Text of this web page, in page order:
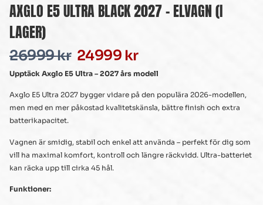
AXGLO E5 ULTRA BLACK 2027 – ELVAGN (I
LAGER)
26999kr 24999 kr
Upptäck Axglo E5 Ultra – 2027 års modell
Axglo E5 Ultra 2027 bygger vidare på den populära 2026-modellen,
men med en mer påkostad kvalitetskänsla, bättre finish och extra
batterikapacitet.
Vagnen är smidig, stabil och enkel att använda – perfekt för dig som
vill ha maximal komfort, kontroll och längre räckvidd. Ultra-batteriet
kan räcka upp till cirka 45 hål.
Funktioner: